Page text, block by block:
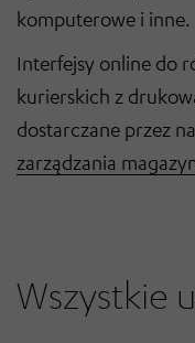
komputerowe i inne.
Interfejsy online do
kurierskich z
dostarczane przez
zarządzania
Wszystkie